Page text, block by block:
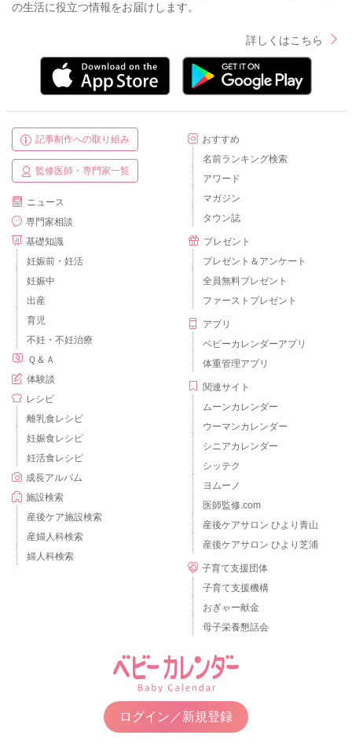
の生活に役立つ情報をお届けします。
詳しくはこちら
記事制作への取り組み
監修医師・専門家一覧
ニュース
専門家相談
基礎知識
妊娠前・妊活
妊娠中
出産
育児
不妊・不妊治療
Ｑ＆Ａ
体験談
レシピ
離乳食レシピ
妊娠食レシピ
妊活食レシピ
成長アルバム
施設検索
産後ケア施設検索
産婦人科検索
婦人科検索
おすすめ
名前ランキング検索
アワード
マガジン
タウン誌
プレゼント
プレゼント＆アンケート
全員無料プレゼント
ファーストプレゼント
アプリ
ベビーカレンダーアプリ
体重管理アプリ
関連サイト
ムーンカレンダー
ウーマンカレンダー
シニアカレンダー
シッテク
ヨムーノ
医師監修.com
産後ケアサロン ひより青山
産後ケアサロン ひより芝浦
子育て支援団体
子育て支援機構
おぎゃー献金
母子栄養懇話会
ログイン／新規登録